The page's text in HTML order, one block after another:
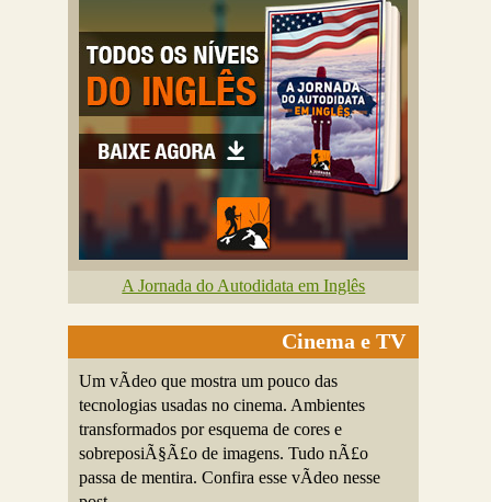
A Jornada do Autodidata em Inglês
Cinema e TV
Um vÃ­deo que mostra um pouco das
tecnologias usadas no cinema. Ambientes
transformados por esquema de cores e
sobreposiÃ§Ã£o de imagens. Tudo nÃ£o
passa de mentira. Confira esse vÃ­deo nesse